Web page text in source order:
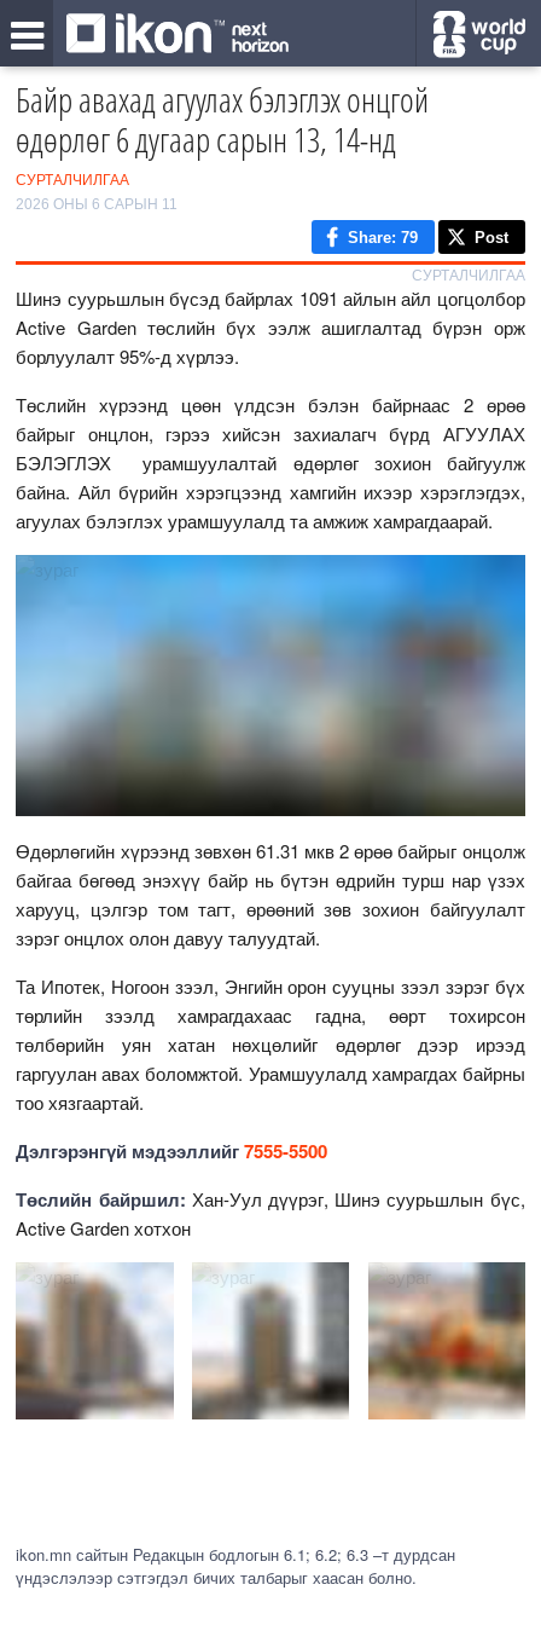
Байр авахад агуулах бэлэглэх онцгой
өдөрлөг 6 дугаар сарын 13, 14-нд
СУРТАЛЧИЛГАА
2026 ОНЫ 6 САРЫН 11
Share: 79 Post
СУРТАЛЧИЛГАА
Шинэ суурьшлын бүсэд байрлах 1091 айлын айл цогцолбор
Active Garden төслийн бүх ээлж ашиглалтад бүрэн орж
борлуулалт 95%-д хүрлээ.
Төслийн хүрээнд цөөн үлдсэн бэлэн байрнаас 2 өрөө
байрыг онцлон, гэрээ хийсэн захиалагч бүрд АГУУЛАХ
БЭЛЭГЛЭХ урамшуулалтай өдөрлөг зохион байгуулж
байна. Айл бүрийн хэрэгцээнд хамгийн ихээр хэрэглэгдэх,
агуулах бэлэглэх урамшуулалд та амжиж хамрагдаарай.
Өдөрлөгийн хүрээнд зөвхөн 61.31 мкв 2 өрөө байрыг онцолж
байгаа бөгөөд энэхүү байр нь бүтэн өдрийн турш нар үзэх
харууц, цэлгэр том тагт, өрөөний зөв зохион байгуулалт
зэрэг онцлох олон давуу талуудтай.
Та Ипотек, Ногоон зээл, Энгийн орон сууцны зээл зэрэг бүх
төрлийн зээлд хамрагдахаас гадна, өөрт тохирсон
төлбөрийн уян хатан нөхцөлийг өдөрлөг дээр ирээд
гаргуулан авах боломжтой. Урамшуулалд хамрагдах байрны
тоо хязгаартай.
Дэлгэрэнгүй мэдээллийг7555-5500
Төслийн байршил: Хан-Уул дүүрэг, Шинэ суурьшлын бүс,
Active Garden хотхон
ikon.mn сайтын Редакцын бодлогын 6.1; 6.2; 6.3 –т дурдсан
үндэслэлээр сэтгэгдэл бичих талбарыг хаасан болно.